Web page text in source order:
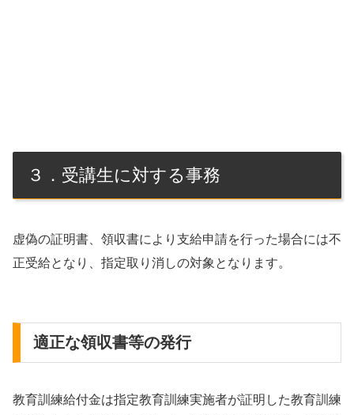
３．受講生に対する事務
虚偽の証明書、領収書により支給申請を行った場合には不
正受給となり、指定取り消しの対象となります。
適正な領収書等の発行
教育訓練給付金は指定教育訓練実施者が証明した教育訓練